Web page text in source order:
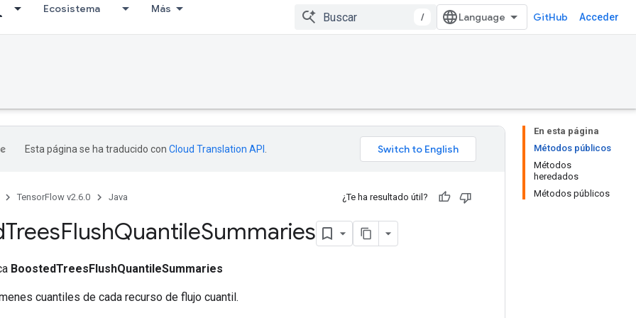
Ecosistema Más
/ GitHub Acceder
En esta página
Métodos públicos
Métodos
heredados
Métodos públicos
Esta página se ha traducido con Cloud Translation API
TensorFlow v2.6.0 Java ¿Te ha resultado útil?
TreesFlushQuantileSummaries
BoostedTreesFlushQuantileSummaries
cuantiles de cada recurso de flujo cuantil.